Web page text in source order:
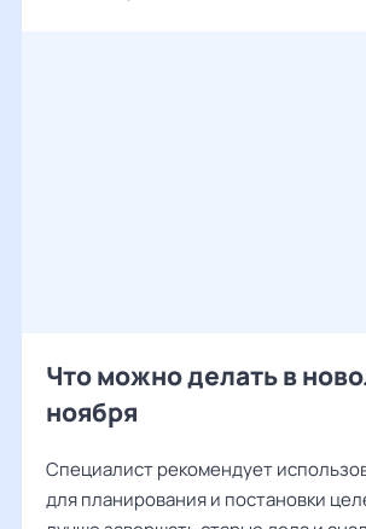
Что можно делать в
ноября
Специалист рекомендует
для планирования и постановки